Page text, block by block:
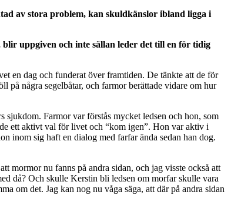
av stora problem, kan skuldkänslor ibland ligga i
uppgiven och inte sällan leder det till en för tidig
en dag och funderat över framtiden. De tänkte att de för
på några segelbåtar, och farmor berättade vidare om hur
Farmor var förstås mycket ledsen och hon, som
ett aktivt val för livet och “kom igen”. Hon var aktiv i
inom sig haft en dialog med farfar ända sedan han dog.
mormor nu fanns på andra sidan, och jag visste också att
då? Och skulle Kerstin bli ledsen om morfar skulle vara
om det. Jag kan nog nu våga säga, att där på andra sidan